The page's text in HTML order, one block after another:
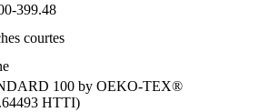
399.48
courtes
100 by OEKO-TEX®
HTTI)